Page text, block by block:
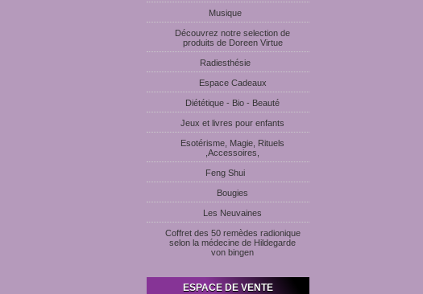
Musique
Découvrez notre selection de
produits de Doreen Virtue
Radiesthésie
Espace Cadeaux
Diététique - Bio - Beauté
Jeux et livres pour enfants
Esotérisme, Magie, Rituels
,Accessoires,
Feng Shui
Bougies
Les Neuvaines
Coffret des 50 remèdes radionique
selon la médecine de Hildegarde
von bingen
ESPACE DE VENTE